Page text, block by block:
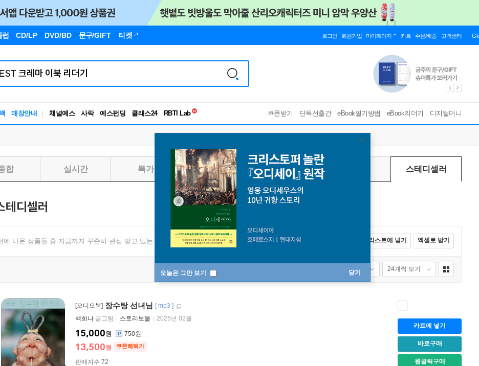
럽 CD/LP DVD/BD 문구/GIFT 티켓 로그인 회원가입 마이페이지 카트 주문/배송 고객센터
매장안내 채널예스 사락 예스펀딩 클래스24
RBTI Lab
독서유형검사
쿠폰받기 단독선출간 eBook필기방법 eBook리더기 디지털머니
오늘은 그만 보기 닫기
합 실시간 특가 일별 주별 스테디셀러
테디셀러
에 나온 상품들 중 지금까지 꾸준히 관심 받고 있는 상품들입니다. 전체선택 카트에 넣기 리스트에 넣기 엑셀로 받기
품절포함 24개씩 보기
[오디오북] 장수탕 선녀님 [mp3 ]
백희나 글그림 스토리보울 2025년 02월
15,000원
13,500원 쿠폰혜택가
750원
판매지수 72
카트에 넣기
바로구매
원클릭구매